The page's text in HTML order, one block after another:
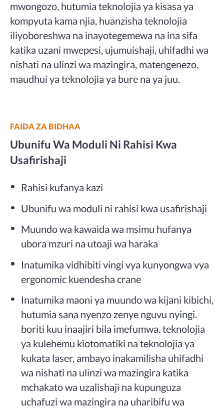
mwongozo, hutumia teknolojia ya kisasa ya
kompyuta kama njia, huanzisha teknolojia
iliyoboreshwa na inayotegemewa na ina sifa
katika uzani mwepesi, ujumuishaji, uhifadhi wa
nishati na ulinzi wa mazingira, matengenezo.
maudhui ya teknolojia ya bure na ya juu.
FAIDA ZA BIDHAA
Ubunifu Wa Moduli Ni Rahisi Kwa
Usafirishaji
Rahisi kufanya kazi
Ubunifu wa moduli ni rahisi kwa usafirishaji
Muundo wa kawaida wa msimu hufanya
ubora mzuri na utoaji wa haraka
Inatumika vidhibiti vingi vya kunyongwa vya
ergonomic kuendesha crane
Inatumika maoni ya muundo wa kijani kibichi,
hutumia sana nyenzo zenye nguvu nyingi.
boriti kuu inaajiri bila imefumwa. teknolojia
ya kulehemu kiotomatiki na teknolojia ya
kukata laser, ambayo inakamilisha uhifadhi
wa nishati na ulinzi wa mazingira katika
mchakato wa uzalishaji na kupunguza
uchafuzi wa mazingira na uharibifu wa